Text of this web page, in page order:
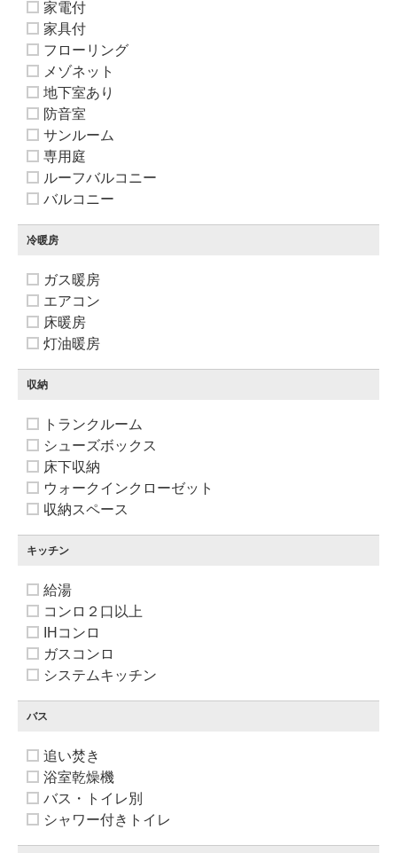
家電付
家具付
フローリング
メゾネット
地下室あり
防音室
サンルーム
専用庭
ルーフバルコニー
バルコニー
冷暖房
ガス暖房
エアコン
床暖房
灯油暖房
収納
トランクルーム
シューズボックス
床下収納
ウォークインクローゼット
収納スペース
キッチン
給湯
コンロ２口以上
IHコンロ
ガスコンロ
システムキッチン
バス
追い焚き
浴室乾燥機
バス・トイレ別
シャワー付きトイレ